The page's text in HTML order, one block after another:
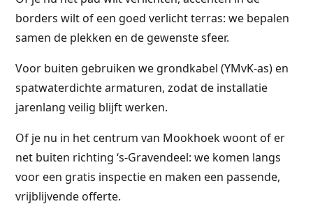
borders wilt of een goed verlicht terras: we bepalen
samen de plekken en de gewenste sfeer.
Voor buiten gebruiken we grondkabel (YMvK-as) en
spatwaterdichte armaturen, zodat de installatie
jarenlang veilig blijft werken.
Of je nu in het centrum van Mookhoek woont of er
net buiten richting ‘s-Gravendeel: we komen langs
voor een gratis inspectie en maken een passende,
vrijblijvende offerte.